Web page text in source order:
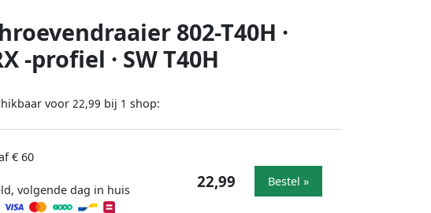
802-T40H ·
-profiel · SW T40H
voor 22,99 bij 1 shop:
€ 60
volgende dag in huis
22,99 Bestel »